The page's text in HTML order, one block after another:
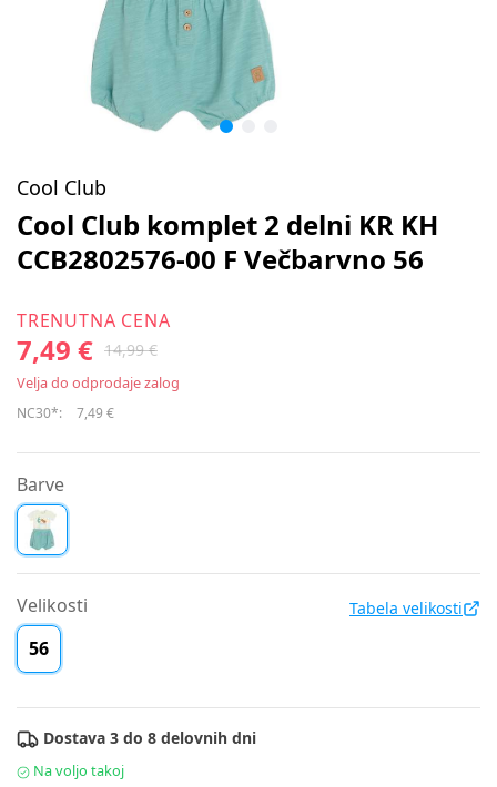
Cool Club
Cool Club komplet 2 delni KR KH
CCB2802576-00 F Večbarvno 56
TRENUTNA CENA
7,49 € 14,99 €
Velja do odprodaje zalog
NC30*: 7,49 €
Barve
Velikosti Tabela velikosti
56
Dostava 3 do 8 delovnih dni
Na voljo takoj